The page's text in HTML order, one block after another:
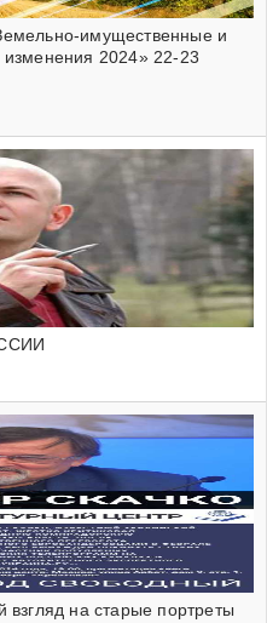
имущественные и
изменения 2024» 22-23
на старые портреты